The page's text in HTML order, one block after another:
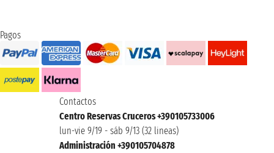
Pagos
Contactos
Centro Reservas Cruceros +390105733006
lun-vie 9/19 - sáb 9/13 (32 lineas)
Administración +390105704878